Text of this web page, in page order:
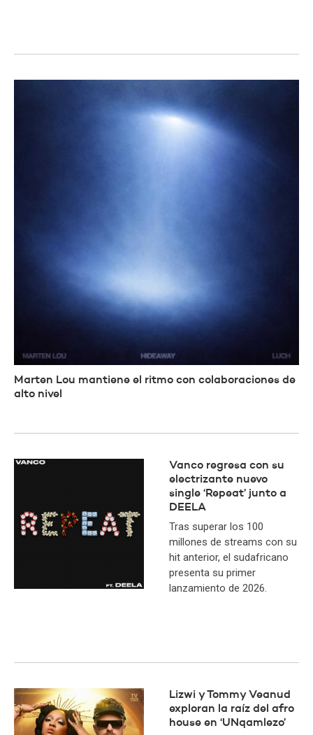
Marten Lou mantiene el ritmo con colaboraciones de
alto nivel
Vanco regresa con su
electrizante nuevo
single ‘Repeat’ junto a
DEELA
Tras superar los 100
millones de streams con su
hit anterior, el sudafricano
presenta su primer
lanzamiento de 2026.
Lizwi y Tommy Veanud
exploran la raíz del afro
house en ‘UNqamlezo’